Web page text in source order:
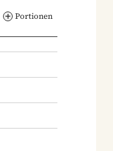
Portionen